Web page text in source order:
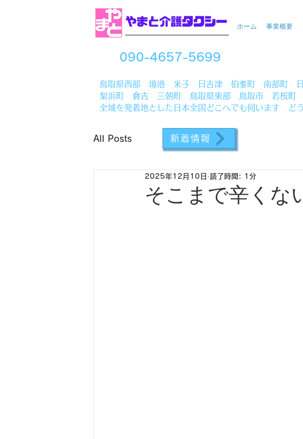
ホーム 事業概要
090-4657-5699
鳥取県西部 境港 米子 日吉津 伯耆町 南部町
梨浜町 倉吉 三朝町 鳥取県東部 鳥取市 若桜町
全域を発着地とした日本全国どこへでも伺います ど
All Posts
そこまで辛くな
2025年12月10日 読了時間: 1分
新着情報